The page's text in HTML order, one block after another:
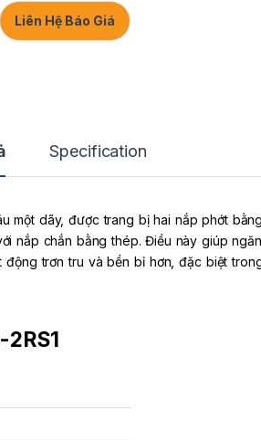
Liên Hệ Báo Giá
Specification
một dãy, được trang bị hai nắp phớt
nắp chắn bằng thép. Điều này giúp
trơn tru và bền bỉ hơn, đặc biệt